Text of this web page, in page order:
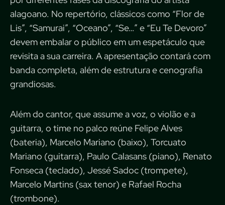
alagoano. No repertório, clássicos como “Flor de
Lis”, “Samurai”, “Oceano”, “Se…” e “Eu Te Devoro”
devem embalar o público em um espetáculo que
revisita a sua carreira. A apresentação contará com
banda completa, além de estrutura e cenografia
grandiosas.
Além do cantor, que assume a voz, o violão e a
guitarra, o time no palco reúne Felipe Alves
(bateria), Marcelo Mariano (baixo), Torcuato
Mariano (guitarra), Paulo Calasans (piano), Renato
Fonseca (teclado), Jessé Sadoc (trompete),
Marcelo Martins (sax tenor) e Rafael Rocha
(trombone).